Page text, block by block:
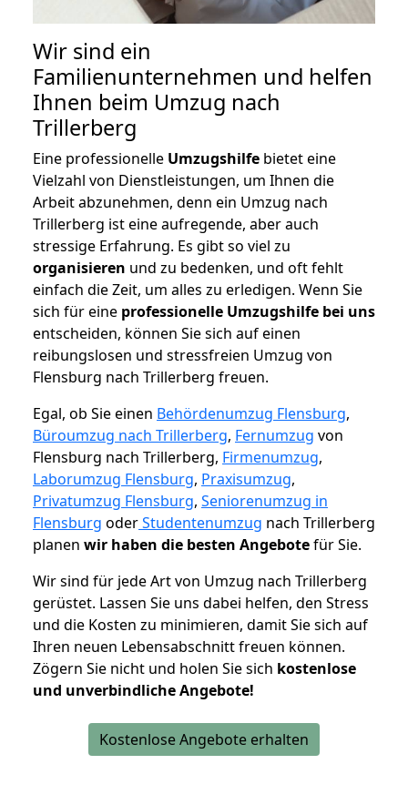
Wir sind ein
Familienunternehmen und helfen
Ihnen beim Umzug nach
Trillerberg
Eine professionelle Umzugshilfe bietet eine
Vielzahl von Dienstleistungen, um Ihnen die
Arbeit abzunehmen, denn ein Umzug nach
Trillerberg ist eine aufregende, aber auch
stressige Erfahrung. Es gibt so viel zu
organisieren und zu bedenken, und oft fehlt
einfach die Zeit, um alles zu erledigen. Wenn Sie
sich für eine professionelle Umzugshilfe bei uns
entscheiden, können Sie sich auf einen
reibungslosen und stressfreien Umzug von
Flensburg nach Trillerberg freuen.
Egal, ob Sie einen Behördenumzug Flensburg,
Büroumzug nach Trillerberg, Fernumzug von
Flensburg nach Trillerberg, Firmenumzug,
Laborumzug Flensburg, Praxisumzug,
Privatumzug Flensburg, Seniorenumzug in
Flensburg oderStudentenumzug nach Trillerberg
planen wir haben die besten Angebotefür Sie.
Wir sind für jede Art von Umzug nach Trillerberg
gerüstet. Lassen Sie uns dabei helfen, den Stress
und die Kosten zu minimieren, damit Sie sich auf
Ihren neuen Lebensabschnitt freuen können.
Zögern Sie nicht und holen Sie sich kostenlose
und unverbindliche Angebote!
Kostenlose Angebote erhalten